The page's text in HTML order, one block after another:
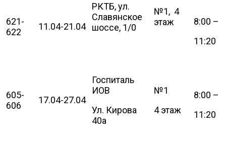
621-
622
11.04-21.04
РКТБ, ул.
Славянское
шоссе, 1/0
№1, 4
этаж
8:00 –
11:20
605-
606
17.04-27.04
Госпиталь
ИОВ
Ул. Кирова
40а
№1
4 этаж
8:00 –
11:20